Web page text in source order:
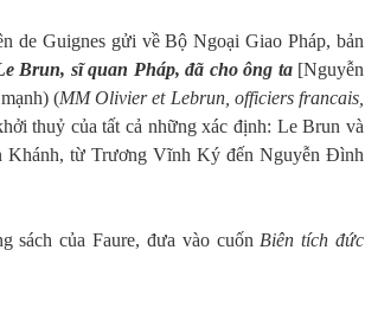
de Guignes gửi về Bộ Ngoại Giao Pháp, bản
Brun, sĩ quan Pháp, đã cho ông ta [Nguyễn
(MM Olivier et Lebrun, officiers francais,
thuỷ của tất cả những xác định: Le Brun và
từ Trương Vĩnh Ký đến Nguyễn Đình
sách của Faure, đưa vào cuốn Biên tích đức